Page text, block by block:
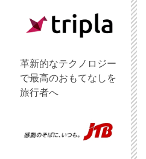
革新的なテクノロジー
で最高のおもてなしを
旅行者へ